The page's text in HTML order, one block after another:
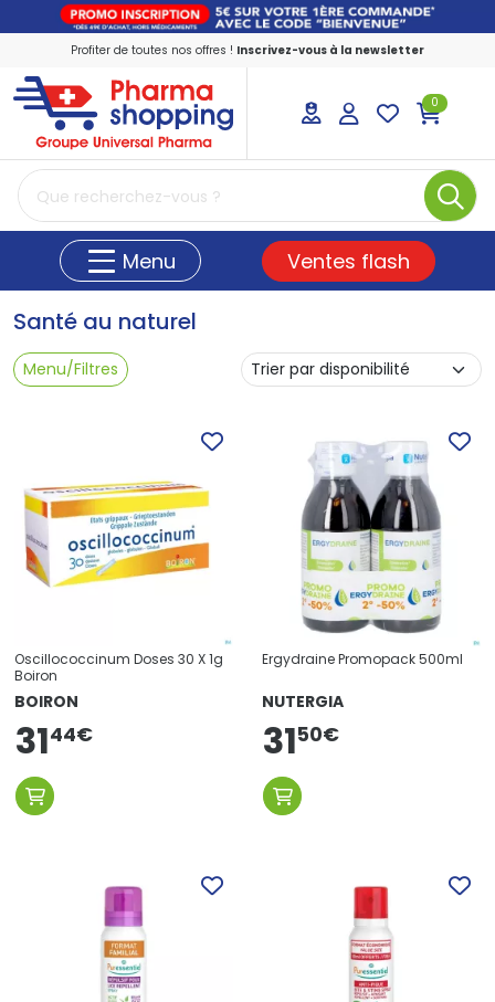
Profiter de toutes nos offres ! Inscrivez-vous à la newsletter
PharmaShopping Votre pharmacie en
0
Menu Ventes flash
Santé au naturel
Menu/Filtres
Oscillococcinum Doses 30 X 1g
Boiron
BOIRON
3144€
Ergydraine Promopack 500ml
NUTERGIA
3150€